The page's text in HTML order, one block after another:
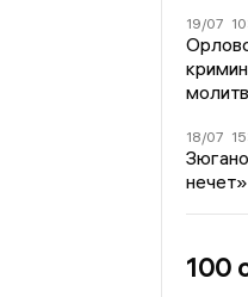
19/07
18/07
100